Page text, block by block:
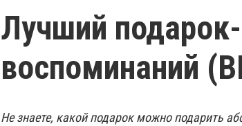
Лучший
воспоминаний
Не знаете, какой подарок можно подарить